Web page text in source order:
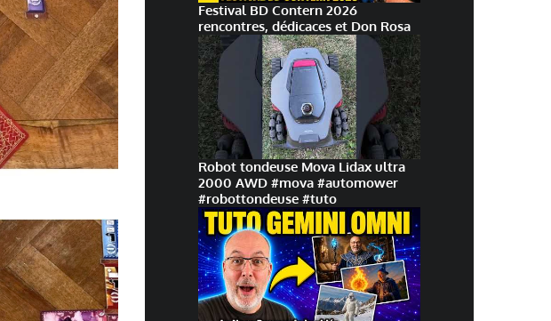
Festival BD Contern 2026
rencontres, dédicaces et Don Rosa
Robot tondeuse Mova Lidax ultra
2000 AWD #mova #automower
#robottondeuse #tuto